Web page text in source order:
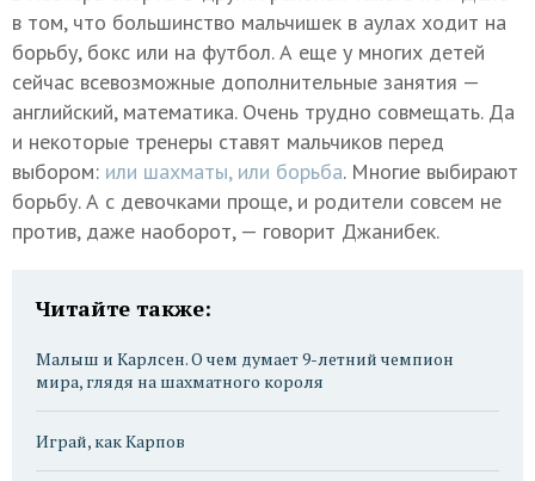
в том, что большинство мальчишек в аулах ходит на
борьбу, бокс или на футбол. А еще у многих детей
сейчас всевозможные дополнительные занятия —
английский, математика. Очень трудно совмещать. Да
и некоторые тренеры ставят мальчиков перед
выбором: или шахматы, или борьба. Многие выбирают
борьбу. А с девочками проще, и родители совсем не
против, даже наоборот, — говорит Джанибек.
Читайте также:
Малыш и Карлсен. О чем думает 9-летний чемпион
мира, глядя на шахматного короля
Играй, как Карпов